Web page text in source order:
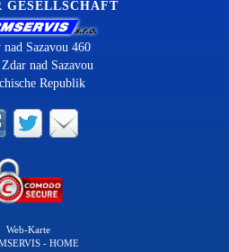
GESELLSCHAFT
Sazavou 460
nad Sazavou
Republik
Web-Karte
- HOME